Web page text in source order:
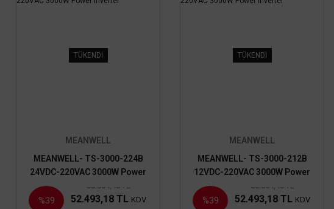
TÜKENDİ
MEANWELL
MEANWELL- TS-3000-224B
24VDC-220VAC 3000W Power
inverter
%39
86.054,40 TL
52.493,18 TL KDV
TÜKENDİ
MEANWELL
MEANWELL- TS-3000-212B
12VDC-220VAC 3000W Power
inverter
%39
86.054,40 TL
52.493,18 TL KDV